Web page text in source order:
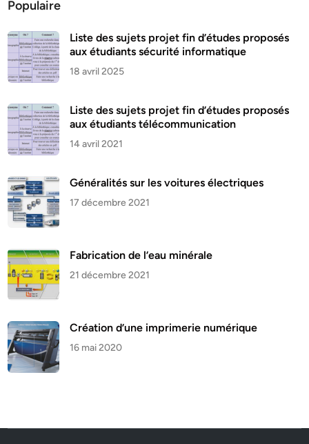
Populaire
Liste des sujets projet fin d’études proposés
aux étudiants sécurité informatique
18 avril 2025
Liste des sujets projet fin d’études proposés
aux étudiants télécommunication
14 avril 2021
Généralités sur les voitures électriques
17 décembre 2021
Fabrication de l’eau minérale
21 décembre 2021
Création d’une imprimerie numérique
16 mai 2020